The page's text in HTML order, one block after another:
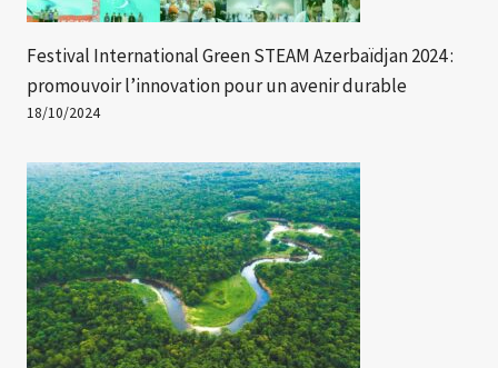
Festival International Green STEAM Azerbaïdjan 2024 :
promouvoir l’innovation pour un avenir durable
18/10/2024